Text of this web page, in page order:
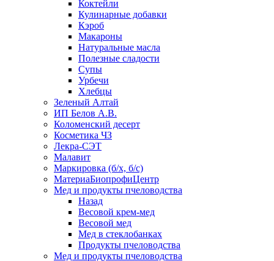
Коктейли
Кулинарные добавки
Кэроб
Макароны
Натуральные масла
Полезные сладости
Супы
Урбечи
Хлебцы
Зеленый Алтай
ИП Белов А.В.
Коломенский десерт
Косметика ЧЗ
Лекра-СЭТ
Малавит
Маркировка (б/х, б/с)
МатериаБиопрофиЦентр
Мед и продукты пчеловодства
Назад
Весовой крем-мед
Весовой мед
Мед в стеклобанках
Продукты пчеловодства
Мед и продукты пчеловодства